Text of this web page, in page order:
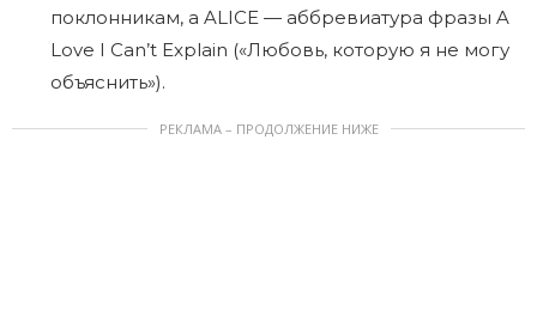
поклонникам, а ALICE — аббревиатура фразы A
Love I Can’t Explain («Любовь, которую я не могу
объяснить»).
РЕКЛАМА – ПРОДОЛЖЕНИЕ НИЖЕ